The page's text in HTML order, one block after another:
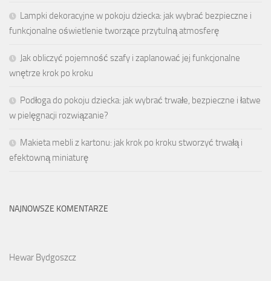
Lampki dekoracyjne w pokoju dziecka: jak wybrać bezpieczne i
funkcjonalne oświetlenie tworzące przytulną atmosferę
Jak obliczyć pojemność szafy i zaplanować jej funkcjonalne
wnętrze krok po kroku
Podłoga do pokoju dziecka: jak wybrać trwałe, bezpieczne i łatwe
w pielęgnacji rozwiązanie?
Makieta mebli z kartonu: jak krok po kroku stworzyć trwałą i
efektowną miniaturę
NAJNOWSZE KOMENTARZE
Hewar Bydgoszcz